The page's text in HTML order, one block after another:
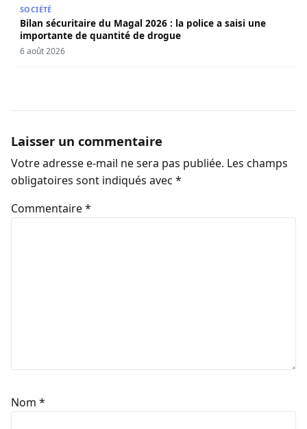
SOCIÉTÉ
Bilan sécuritaire du Magal 2026 : la police a saisi une
importante de quantité de drogue
6 août 2026
Laisser un commentaire
Votre adresse e-mail ne sera pas publiée. Les champs
obligatoires sont indiqués avec *
Commentaire*
Nom *